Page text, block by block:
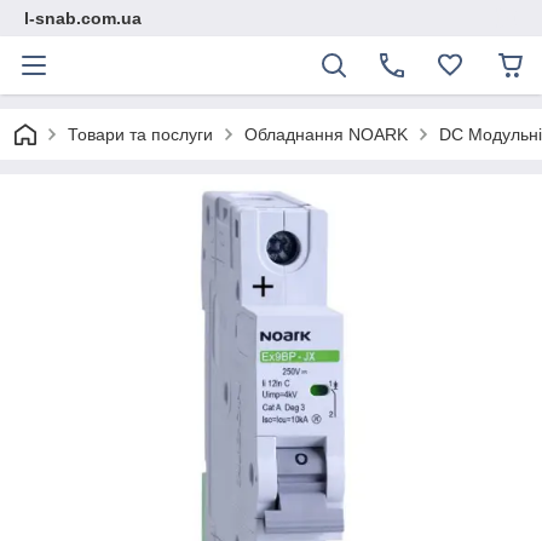
l-snab.com.ua
Товари та послуги Обладнання NOARK DC